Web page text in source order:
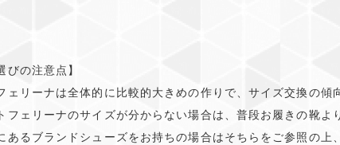
びの注意点】
ェリーナは全体的に比較的大きめの作りで、サイズ交換の
フェリーナのサイズが分からない場合は、普段お履きの靴
あるブランドシューズをお持ちの場合はそちらをご参照の